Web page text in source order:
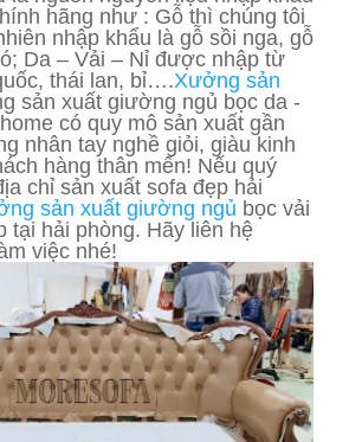
hãng như : Gỗ thì chúng tôi
nhập khẩu là gỗ sồi nga, gỗ
Da – Vải – Nỉ được nhập từ
thái lan, bỉ….Xưởng sản
sản xuất giường ngủ bọc da -
có quy mô sản xuất gần
nhân tay nghề giỏi, giàu kinh
hàng thân mến! Nếu quý
chỉ sản xuất sofa đẹp hải
sản xuất giường ngủ bọc vải
tại hải phòng. Hãy liên hệ
việc nhé!